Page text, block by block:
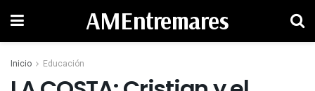
AMEntremares
Inicio Educación